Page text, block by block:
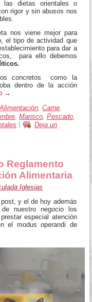
las dietas orientales o
rigor y sin abusos nos
nos viene mejor para
el tipo de actividad que
para dar a
para ello debemos
concretos como la
dentro de la acción
→
Alimentación ,Carne
,Marisco,Pescado,
Deja un
Reglamento
Alimentaria
Iglesias
y el de hoy además
nuestro negocio los
especial atención
el modus operandi de